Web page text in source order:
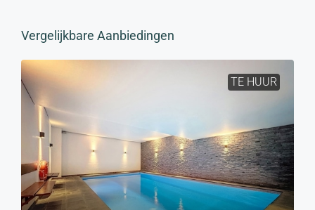
Vergelijkbare Aanbiedingen
TE HUUR